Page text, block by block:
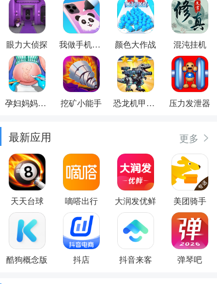
眼力大侦探 我做手机壳特好看 颜色大作战 混沌挂机
孕妇妈妈日记 挖矿小能手 恐龙机甲射手 压力发泄器
最新应用 更多
天天台球 嘀嗒出行 大润发优鲜 美团骑手
酷狗概念版 抖店 抖音来客 弹琴吧